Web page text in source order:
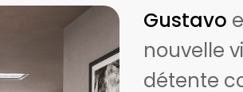
Gustavo
nouvelle
détente